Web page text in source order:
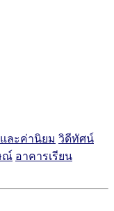
ละค่านิยม วิดีทัศน์
ณ์ อาคารเรียน